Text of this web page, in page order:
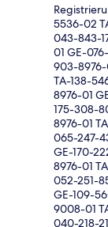
5536-02
043-843-
01 GE-
903-8976-
TA-138-
8976-01
175-308-
8976-01
065-247-
GE-170-
8976-01
052-251-
GE-109-
9008-01
040-218-